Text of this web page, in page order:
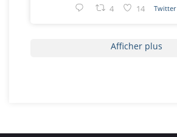
4 14 Twitter
Afficher plus